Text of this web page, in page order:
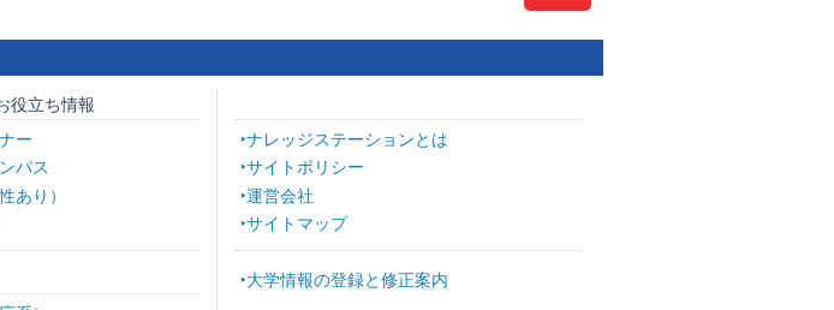
役立ち情報
ー
パス
あり）
ナレッジステーションとは
サイトポリシー
運営会社
サイトマップ
大学情報の登録と修正案内